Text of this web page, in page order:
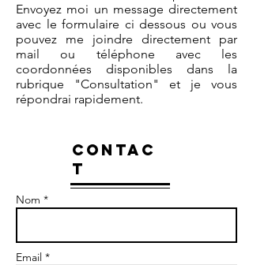
Envoyez moi un message directement
avec le formulaire ci dessous ou vous
pouvez me joindre directement par
mail ou téléphone avec les
coordonnées disponibles dans la
rubrique "Consultation" et je vous
répondrai rapidement.
CONTAC
T
Nom *
Email *